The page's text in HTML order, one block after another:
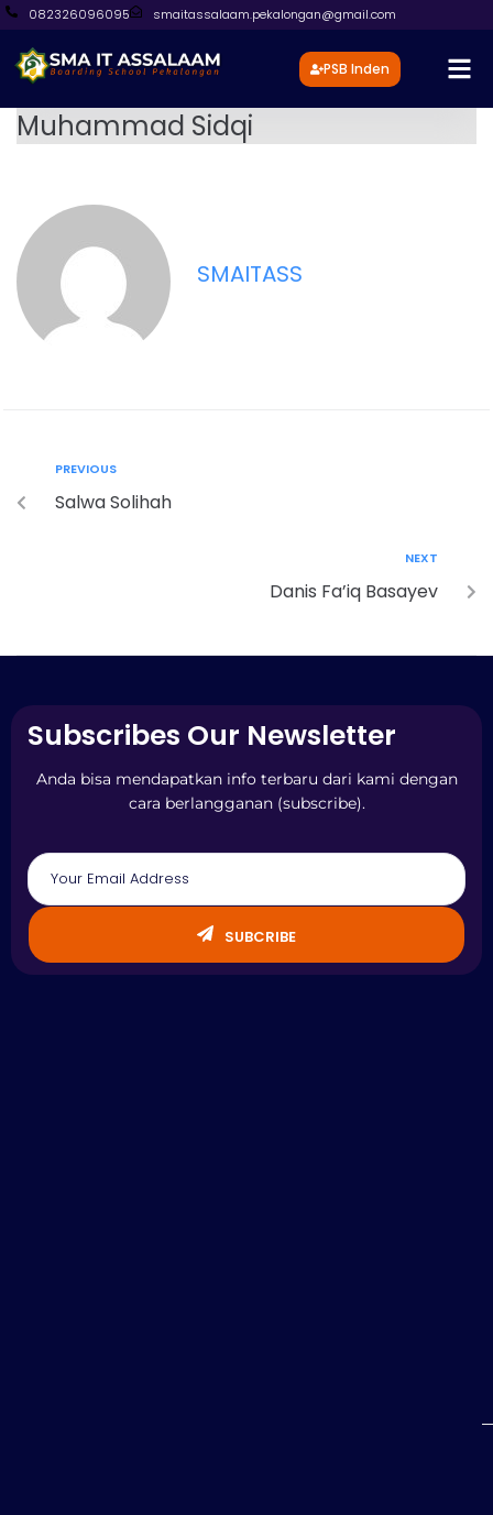
082326096095 smaitassalaam.pekalongan@gmail.com
PSB Inden
Muhammad Sidqi
SMAITASS
PREVIOUS
Salwa Solihah
NEXT
Danis Fa’iq Basayev
Subscribes Our Newsletter
Anda bisa mendapatkan info terbaru dari kami dengan
cara berlangganan (subscribe).
SUBCRIBE